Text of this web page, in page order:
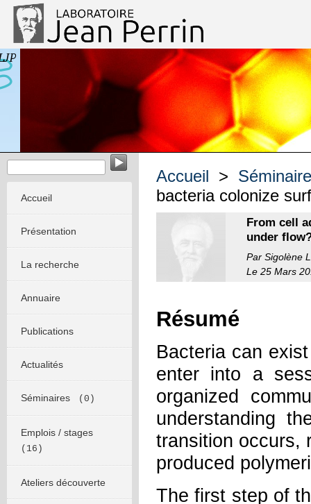
Mécanique des systèmes biologiques intégrés et artificiels
Accueil
Présentation
La recherche
Annuaire
Publications
Actualités
Séminaires (0)
Emplois / stages
(16)
Ateliers découverte
Accueil >
bacteria colonize
From cell
under
Par Sigolène
Le 25 Mars
Résumé
Bacteria can
enter into a
organized
understanding
transition occurs,
produced
The first step of